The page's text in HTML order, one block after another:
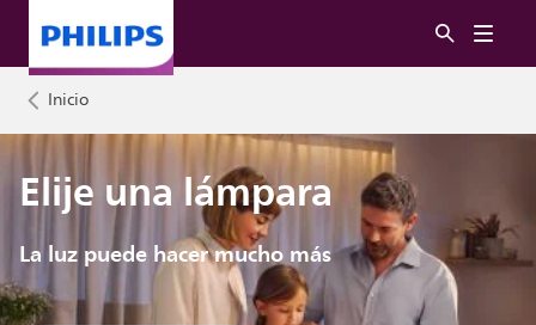
Inicio
Elije una lámpara
La luz puede hacer mucho más